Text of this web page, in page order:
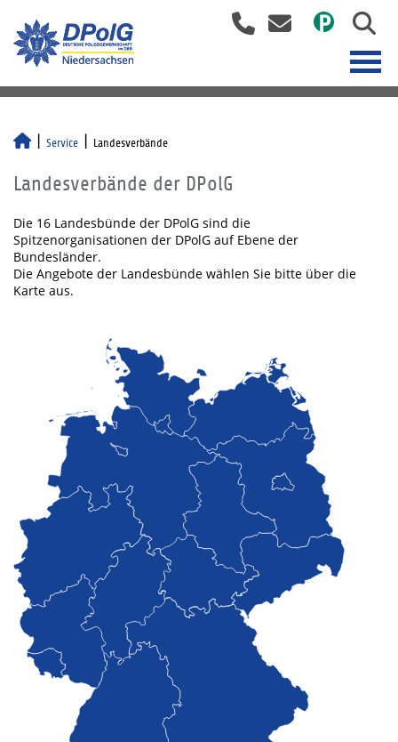
Service Landesverbände
Landesverbände der DPolG
Die 16 Landesbünde der DPolG sind die
Spitzenorganisationen der DPolG auf Ebene der
Bundesländer.
Die Angebote der Landesbünde wählen Sie bitte über die
Karte aus.